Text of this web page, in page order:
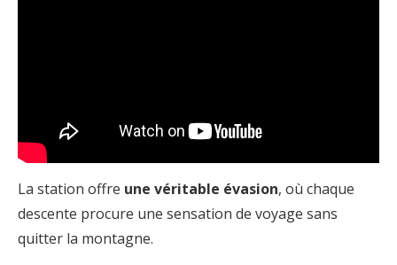
La station offre une véritable évasion, où chaque
descente procure une sensation de voyage sans
quitter la montagne.